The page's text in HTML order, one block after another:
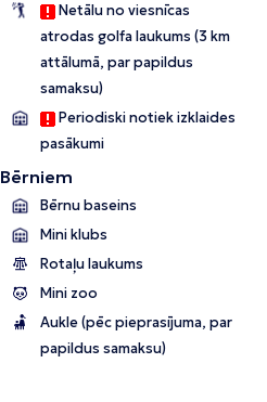
Netālu no viesnīcas
atrodas golfa laukums (3 km
attālumā, par papildus
samaksu)
Periodiski notiek izklaides
pasākumi
Bērniem
Bērnu baseins
Mini klubs
Rotaļu laukums
Mini zoo
Aukle (pēc pieprasījuma, par
papildus samaksu)